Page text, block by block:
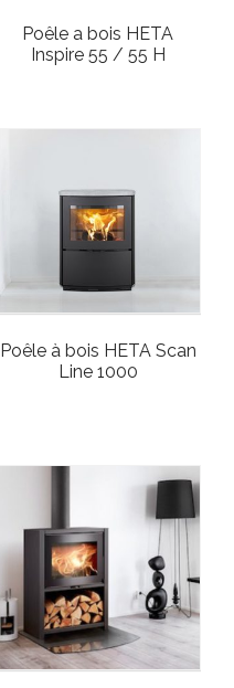
Poêle a bois HETA
Inspire 55 / 55 H
Poêle à bois HETA Scan
Line 1000